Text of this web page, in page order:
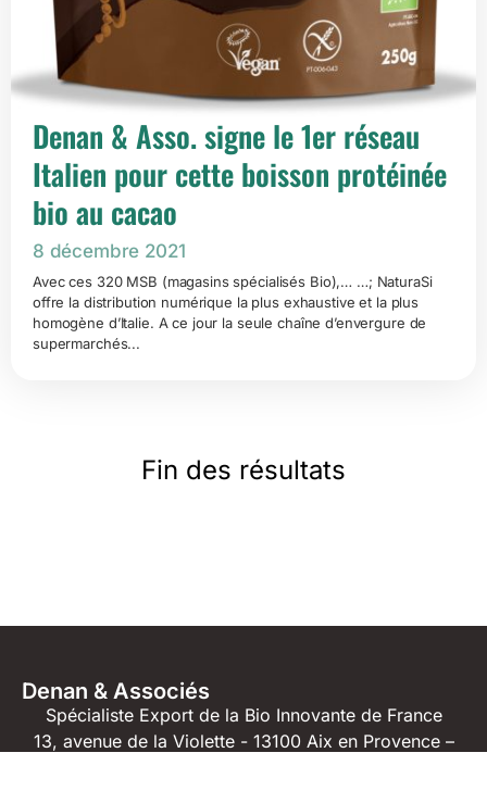
Denan & Asso. signe le 1er réseau
Italien pour cette boisson protéinée
bio au cacao
8 décembre 2021
Avec ces 320 MSB (magasins spécialisés Bio),… …; NaturaSi
offre la distribution numérique la plus exhaustive et la plus
homogène d’Italie. A ce jour la seule chaîne d’envergure de
supermarchés...
Fin des résultats
Denan & Associés
Spécialiste Export de la Bio Innovante de France
13, avenue de la Violette - 13100 Aix en Provence –